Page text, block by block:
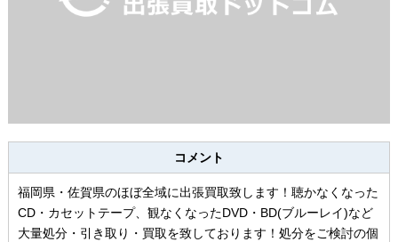
コメント
福岡県・佐賀県のほぼ全域に出張買取致します！聴かなくなった
CD・カセットテープ、観なくなったDVD・BD(ブルーレイ)など
大量処分・引き取り・買取を致しております！処分をご検討の個